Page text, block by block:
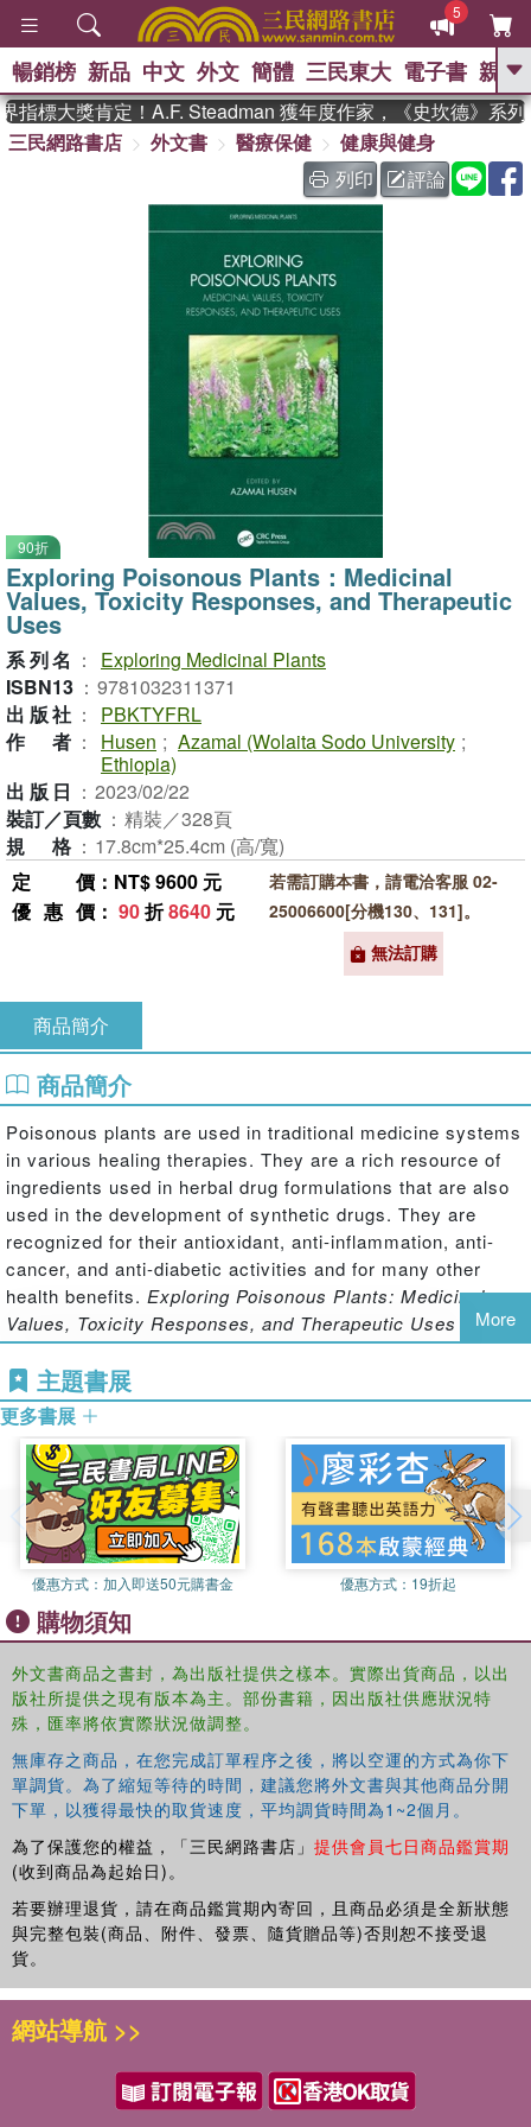
5
GO
熱搜： 東野圭吾 、 高希均教授回憶錄
The Odyssey 、 父親節 、 如果歷
史是一群喵 、 暑期推薦 、 國際布克
獎 臺灣漫遊錄
偉大的迷走神經
暢銷榜 新品 中文 外文 簡體 三民東大 電子書 親子
標大獎肯定！A.F. Steadman 獲年度作家，《史坎德》系列
三民網路書店
外文書 醫療保健
健康與健身
列印
評論
90折
Exploring Poisonous Plants：Medicinal
Values, Toxicity Responses, and Therapeutic
Uses
系列名 ：
Exploring Medicinal Plants
ISBN13 ： 9781032311371
出版社 ：
PBKTYFRL
作者 ： Husen ; Azamal (Wolaita Sodo University ;
Ethiopia)
出版日 ： 2023/02/22
裝訂／頁數 ： 精裝／328頁
規格 ： 17.8cm*25.4cm (高/寬)
定價 ：NT$ 9600 元
優惠價 ： 90折8640 元
若需訂購本書，請電洽客服 02-
25006600[分機130、131]。
無法訂購
商品簡介
商品簡介
Poisonous plants are used in traditional medicine systems
in various healing therapies. They are a rich resource of
ingredients used in herbal drug formulations that are also
used in the development of synthetic drugs. They are
recognized for their antioxidant, anti-inflammation, anti-
cancer, and anti-diabetic activities and for many other
health benefits. Exploring Poisonous Plants: Medicinal
Values, Toxicity Responses, and Therapeutic Uses
provides an analysis of the most important poisonous
herbs, shrubs, and trees, detailing poisonous plants while
demonstrating endorsements for their potential therapeutic
values.
Features:
Presents therapeutic potentials on various poisonous
herbs, shrubs, and trees.
Provides descriptions of notable toxic compounds and
discusses their adverse effects when consumed by
animals or people.
Gives practical guidance for botanical description,
distribution, phytochemical constituents, pharmacological
studies, and traditional and other potential uses of
selected poisonous plants.
This volume in theExploring Medicinal Plantsseries is
appropriate for scientists, researchers, and students
working with poisonous plants, as well as in areas of
economic botany, plant biochemistry, biotechnology,
pharmacognosy, pharmaceuticals, industrial chemistry,
and nanomedicine.
More
主題書展
更多書展
優惠方式： 加入即送50元購書金 優惠方式： 19折起
購物須知
外文書商品之書封，為出版社提供之樣本。實際出貨商品，以出
版社所提供之現有版本為主。部份書籍，因出版社供應狀況特
殊，匯率將依實際狀況做調整。
無庫存之商品，在您完成訂單程序之後，將以空運的方式為你下
單調貨。為了縮短等待的時間，建議您將外文書與其他商品分開
下單，以獲得最快的取貨速度，平均調貨時間為1~2個月。
為了保護您的權益，「三民網路書店」 提供會員七日商品鑑賞期
(收到商品為起始日)。
若要辦理退貨，請在商品鑑賞期內寄回，且商品必須是全新狀態
與完整包裝(商品、附件、發票、隨貨贈品等)否則恕不接受退
貨。
網站導航 >>